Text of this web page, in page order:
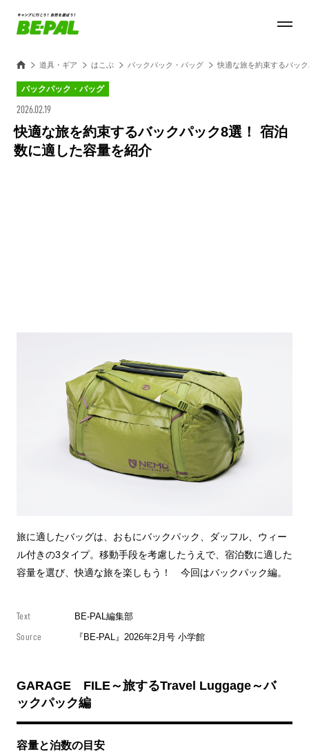
道具・ギア はこぶ バックパック・バッグ 快適な旅を約束するバッ
バックパック・バッグ
2026.02.19
快適な旅を約束するバックパック8選！ 宿泊
数に適した容量を紹介
旅に適したバッグは、おもにバックパック、ダッフル、ウィー
ル付きの3タイプ。移動手段を考慮したうえで、宿泊数に適した
容量を選び、快適な旅を楽しもう！ 今回はバックパック編。
Text BE-PAL編集部
Source 『BE-PAL』2026年2月号 小学館
GARAGE FILE～旅するTravel Luggage～バ
ックパック編
容量と泊数の目安